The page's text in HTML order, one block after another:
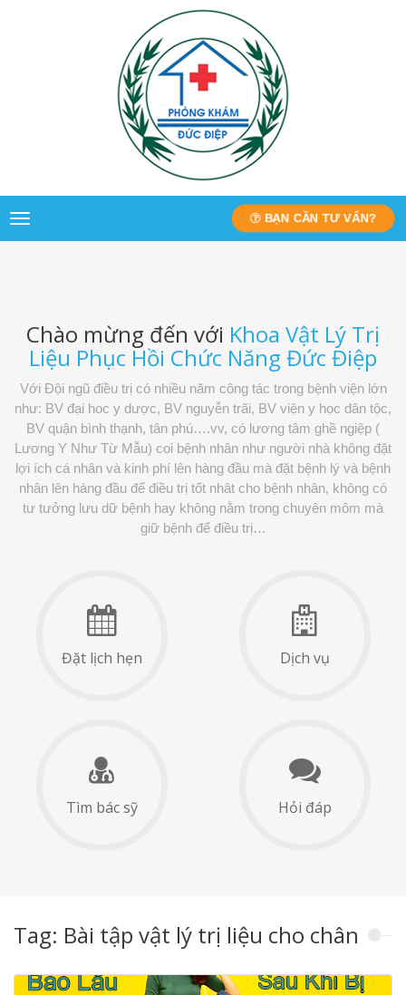
Toggle
navigation
BẠN CẦN TƯ VẤN?
Chào mừng đến với Khoa Vật Lý Trị
Liệu Phục Hồi Chức Năng Đức Điệp
Với Đội ngũ điều trị có nhiều năm công tác trong bệnh viện lớn
như: BV đại hoc y dược, BV nguyễn trãi, BV viện y học dân tộc,
BV quận bình thạnh, tân phú….vv, có lương tâm ghề ngiệp (
Lương Y Như Từ Mẫu) coi bệnh nhân như người nhà không đặt
lợi ích cá nhân và kinh phí lên hàng đầu mà đặt bệnh lý và bệnh
nhân lên hàng đầu để điều trị tốt nhât cho bệnh nhân, không có
tư tưởng lưu dữ bệnh hay không nằm trong chuyên môm mà
giữ bệnh để điều trị…
Đặt lịch hẹn Dịch vụ
Tìm bác sỹ Hỏi đáp
Tag: Bài tập vật lý trị liệu cho chân